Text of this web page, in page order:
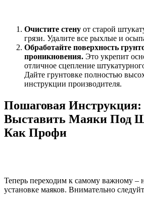
Очистите стену от старой
грязи. Удалите все рыхлые и
Обработайте поверхность
проникновения. Это укрепит
отличное сцепление
Дайте грунтовке полностью
инструкции производителя.
Пошаговая
Выставить Маяки Под
Как Профи
Теперь переходим к самому важному –
установке маяков. Внимательно